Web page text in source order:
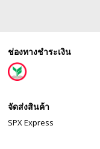
ช่องทางชำระเงิน
จัดส่งสินค้า
SPX Express